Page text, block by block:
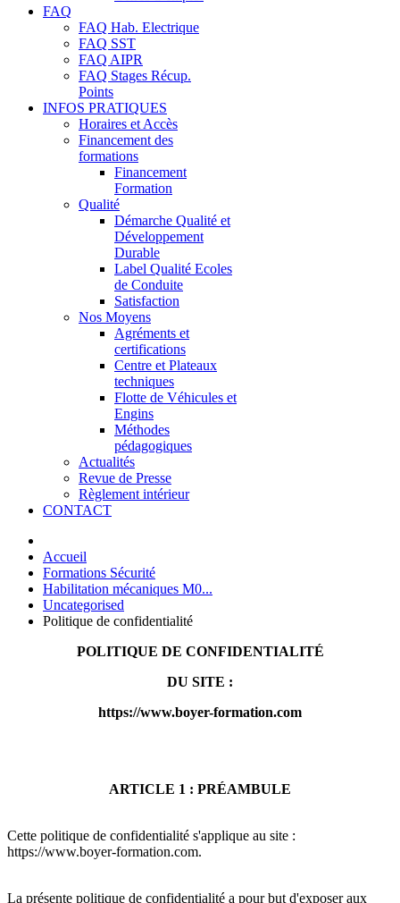
FAQ
FAQ Hab. Electrique
FAQ SST
FAQ AIPR
FAQ Stages Récup.
Points
INFOS PRATIQUES
Horaires et Accès
Financement des
formations
Financement
Formation
Qualité
Démarche Qualité et
Développement
Durable
Label Qualité Ecoles
de Conduite
Satisfaction
Nos Moyens
Agréments et
certifications
Centre et Plateaux
techniques
Flotte de Véhicules et
Engins
Méthodes
pédagogiques
Actualités
Revue de Presse
Règlement intérieur
CONTACT
Accueil
Formations Sécurité
Habilitation mécaniques M0...
Uncategorised
Politique de confidentialité
POLITIQUE DE CONFIDENTIALITÉ
DU SITE :
https://www.boyer-formation.com
ARTICLE 1 : PRÉAMBULE
Cette politique de confidentialité s'applique au site :
https://www.boyer-formation.com.
La présente politique de confidentialité a pour but d'exposer aux